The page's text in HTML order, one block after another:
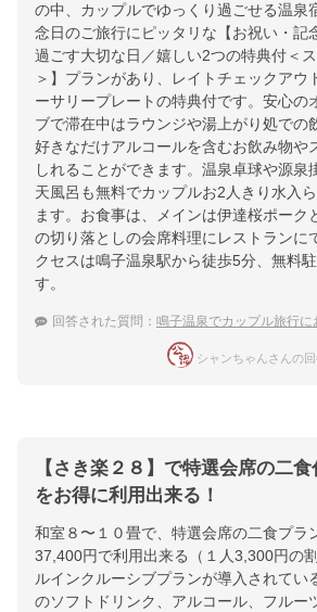
の中、カップルでゆっくり過ごせる温泉
念日のご旅行にピッタリな【お祝い・記
過ごす大切な日／嬉しい2つの特典付＜
＞】プランがあり、レイトチェックアウ
ーサリープレートの特典付です。安心の
ブで滞在中はラウンジや湯上がり処での
好きなだけアルコールを含むお飲み物や
しれることができます。温泉卓球や源泉
天風呂も無料でカップルお2人きり水入
ます。お食事は、メインは伊達桜ポーク
の切り落としの会席料理にレストランに
クセスは鳴子温泉駅から徒歩5分、無料
す。
回答された質問： 鳴子温泉でカップル旅行にお
シャンちゃんさんの
【さき楽２８】で特選会席の二
をお得に利用出来る！
和室８〜１０畳で、特選会席の二食プラ
37,400円で利用出来る（１人3,300円の
ルインクルーシブプランが導入されてい
のソフトドリンク、アルコール、フルー